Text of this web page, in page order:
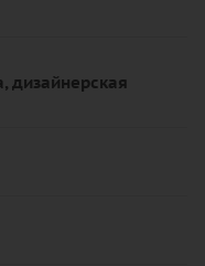
дизайнерская